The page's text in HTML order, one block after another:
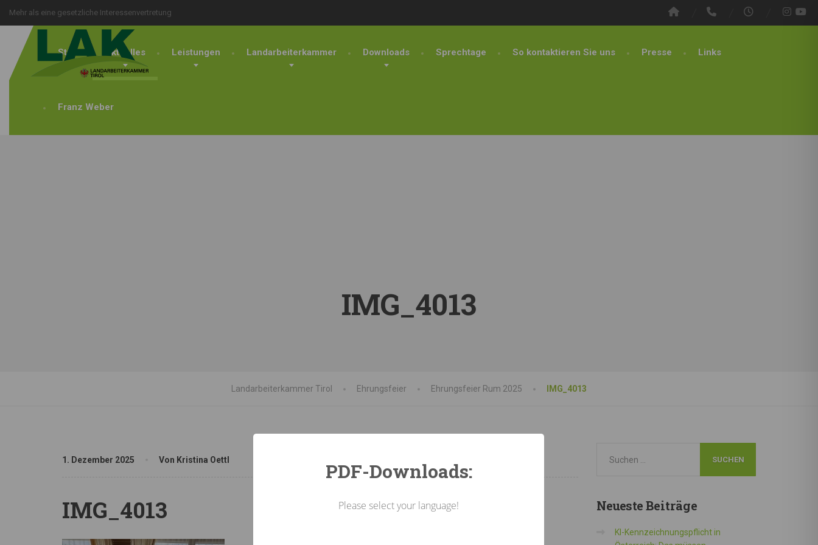
Mehr als eine gesetzliche Interessenvertretung
Start Aktuelles Leistungen Landarbeiterkammer Downloads Sprechtage So kontaktieren Sie uns Presse Links
Franz Weber
IMG_4013
Landarbeiterkammer Tirol Ehrungsfeier Ehrungsfeier Rum 2025 IMG_4013
1. Dezember 2025 Von Kristina Oettl
IMG_4013 NeuesteBeiträge
KI-Kennzeichnungspflicht in
PDF-Downloads:
Please select your language!